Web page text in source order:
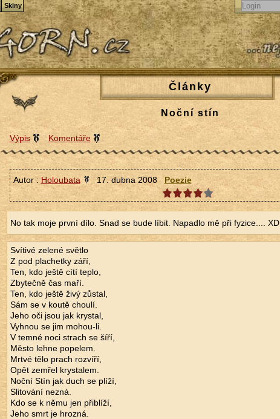
Články
Noční stín
Výpis Komentáře
Autor :Holoubata 17. dubna 2008Poezie
No tak moje první dílo. Snad se bude líbit. Napadlo mě při fyzice.... XD
Svítivé zelené světlo
Z pod plachetky září,
Ten, kdo ještě cítí teplo,
Zbytečně čas maří.
Ten, kdo ještě živý zůstal,
Sám se v koutě choulí.
Jeho oči jsou jak krystal,
Vyhnou se jim mohou-li.
V temné noci strach se šíří,
Město lehne popelem.
Mrtvé tělo prach rozvíří,
Opět zemřel krystalem.
Noční Stín jak duch se plíží,
Slitování nezná.
Kdo se k němu jen přiblíží,
Jeho smrt je hrozná.
Skiny